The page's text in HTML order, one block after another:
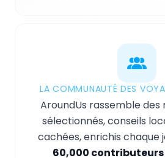
LA COMMUNAUTÉ DES
AroundUs rassemble des
sélectionnés, conseils
cachées, enrichis chaque
60,000 contributeurs